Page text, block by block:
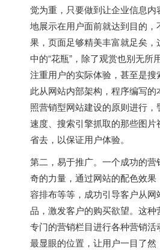
觉为重，只要做到让企业信息内
地展示在用户面前就达到目的，
果，页面足够精美丰富就足矣，
中的“花瓶”，除了观赏也别无所
注重用户的实际体验，甚至是搜
此从网站内部架构，程序编写
照营销型网站建设的原则进行
速度、搜索引擎抓取的那些图
省去，以保证用户体验。
第二，易于推广。一个成功的营
奇的力量，通过网站的配色效果
容排布等等，成功引导客户从
品，激发客户的购买欲望。这
专门的营销栏目进行各种营销
最显眼的位置，让用户一目了然